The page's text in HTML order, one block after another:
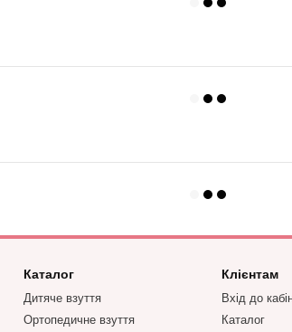
Каталог
Дитяче взуття
Ортопедичне взуття
Клієнтам
Вхід до
Каталог